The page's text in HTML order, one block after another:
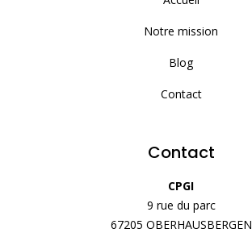
Notre mission
Blog
Contact
Contact
CPGI
9 rue du parc
67205 OBERHAUSBERGEN